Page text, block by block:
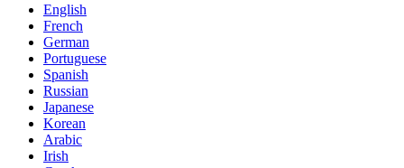
English
French
German
Portuguese
Spanish
Russian
Japanese
Korean
Arabic
Irish